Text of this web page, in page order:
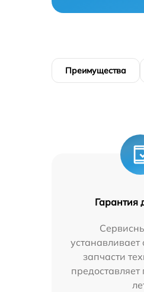
Преимущества
Гарантия
запчасти